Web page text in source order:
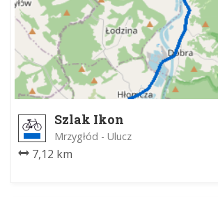
Szlak Ikon
Mrzygłód - Ulucz
7,12 km